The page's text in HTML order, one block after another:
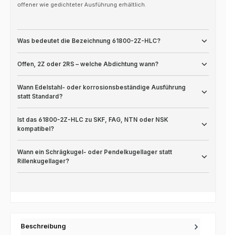
offener wie gedichteter Ausführung erhältlich.
Was bedeutet die Bezeichnung 61800-2Z-HLC?
Offen, 2Z oder 2RS – welche Abdichtung wann?
Wann Edelstahl- oder korrosionsbeständige Ausführung
statt Standard?
Ist das 61800-2Z-HLC zu SKF, FAG, NTN oder NSK
kompatibel?
Wann ein Schrägkugel- oder Pendelkugellager statt
Rillenkugellager?
Beschreibung